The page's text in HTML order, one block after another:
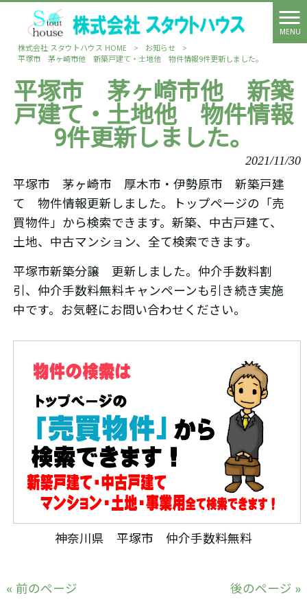
MENU
株式会社 スタウトハウス HOME
> お知らせ
>
平塚市 茅ヶ崎市他 新築戸建て・土地他 物件情報9件更新しました。
平塚市 茅ヶ崎市他 新築
戸建て・土地他 物件情報
9件更新しました。
2021/11/30
平塚市 茅ヶ崎市 厚木市・伊勢原市 新築戸建
て 物件情報更新しました。トップページの「売
買物件」から検索できます。新築、中古戸建て、
土地、中古マンション、全て検索できます。
平塚市新築分譲 更新しました。仲介手数料割
引、仲介手数料無料キャンペーンも引き続き実施
中です。お気軽にお問い合わせください。
神奈川県 平塚市 仲介手数料無料
« 前のページ 後のページ »